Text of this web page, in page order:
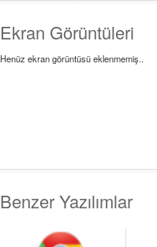
Ekran Görüntüleri
Henüz ekran görüntüsü eklenmemiş..
Benzer Yazılımlar